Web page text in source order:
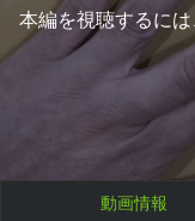
本編を視聴するに
動画情報